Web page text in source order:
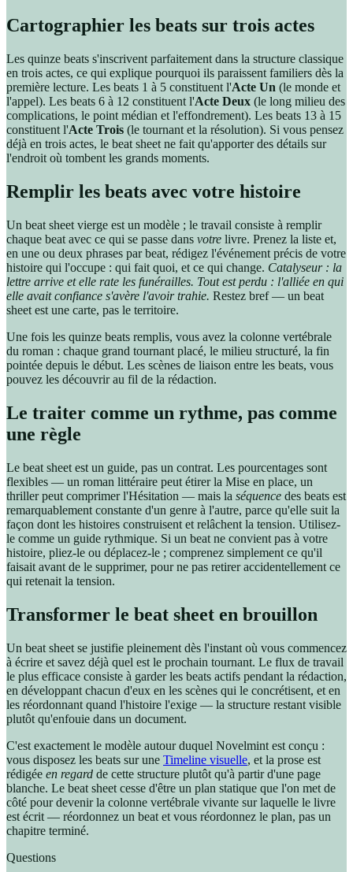
Cartographier les beats sur trois actes
Les quinze beats s'inscrivent parfaitement dans la structure classique
en trois actes, ce qui explique pourquoi ils paraissent familiers dès la
première lecture. Les beats 1 à 5 constituent l'Acte Un (le monde et
l'appel). Les beats 6 à 12 constituent l'Acte Deux (le long milieu des
complications, le point médian et l'effondrement). Les beats 13 à 15
constituent l'Acte Trois (le tournant et la résolution). Si vous pensez
déjà en trois actes, le beat sheet ne fait qu'apporter des détails sur
l'endroit où tombent les grands moments.
Remplir les beats avec votre histoire
Un beat sheet vierge est un modèle ; le travail consiste à remplir
chaque beat avec ce qui se passe dans votre livre. Prenez la liste et,
en une ou deux phrases par beat, rédigez l'événement précis de votre
histoire qui l'occupe : qui fait quoi, et ce qui change. Catalyseur : la
lettre arrive et elle rate les funérailles. Tout est perdu : l'alliée en qui
elle avait confiance s'avère l'avoir trahie. Restez bref — un beat
sheet est une carte, pas le territoire.
Une fois les quinze beats remplis, vous avez la colonne vertébrale
du roman : chaque grand tournant placé, le milieu structuré, la fin
pointée depuis le début. Les scènes de liaison entre les beats, vous
pouvez les découvrir au fil de la rédaction.
Le traiter comme un rythme, pas comme
une règle
Le beat sheet est un guide, pas un contrat. Les pourcentages sont
flexibles — un roman littéraire peut étirer la Mise en place, un
thriller peut comprimer l'Hésitation — mais la séquence des beats est
remarquablement constante d'un genre à l'autre, parce qu'elle suit la
façon dont les histoires construisent et relâchent la tension. Utilisez-
le comme un guide rythmique. Si un beat ne convient pas à votre
histoire, pliez-le ou déplacez-le ; comprenez simplement ce qu'il
faisait avant de le supprimer, pour ne pas retirer accidentellement ce
qui retenait la tension.
Transformer le beat sheet en brouillon
Un beat sheet se justifie pleinement dès l'instant où vous commencez
à écrire et savez déjà quel est le prochain tournant. Le flux de travail
le plus efficace consiste à garder les beats actifs pendant la rédaction,
en développant chacun d'eux en les scènes qui le concrétisent, et en
les réordonnant quand l'histoire l'exige — la structure restant visible
plutôt qu'enfouie dans un document.
C'est exactement le modèle autour duquel Novelmint est conçu :
vous disposez les beats sur une Timeline visuelle, et la prose est
rédigée en regard de cette structure plutôt qu'à partir d'une page
blanche. Le beat sheet cesse d'être un plan statique que l'on met de
côté pour devenir la colonne vertébrale vivante sur laquelle le livre
est écrit — réordonnez un beat et vous réordonnez le plan, pas un
chapitre terminé.
Questions